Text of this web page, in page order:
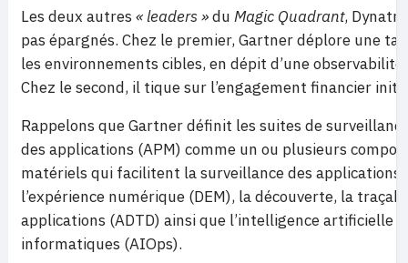
Les deux autres « leaders »du Magic Quadrant,
pas épargnés. Chez le premier, Gartner déplore une
les environnements cibles, en dépit d’une
Chez le second, il tique sur l’engagement financier
Rappelons que Gartner définit les suites de
des applications (APM) comme un ou plusieurs
matériels qui facilitent la surveillance des
l’expérience numérique (DEM), la découverte, la
applications (ADTD) ainsi que l’intelligence artificielle
informatiques (AIOps).